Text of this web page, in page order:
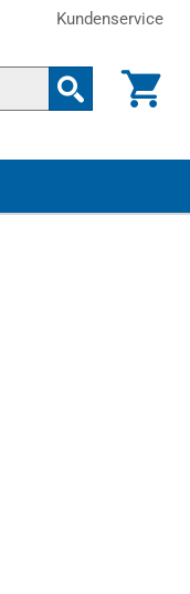
Kundenservice